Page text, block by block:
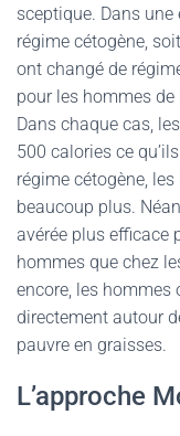
sceptique. Dans
régime cétogène,
ont changé de
pour les hommes de
Dans chaque cas,
500 calories ce
régime cétogène,
beaucoup plus.
avérée plus efficace
hommes que chez
encore, les
directement autour
pauvre en graisses.
L’approche